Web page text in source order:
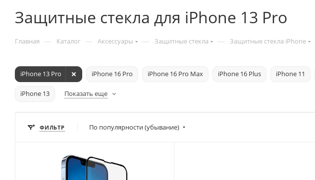
Защитные стекла для iPhone 13 Pro
Главная — Каталог — Аксессуары — Защитные стекла — Защитные стекла iPhone
iPhone 16 Pro iPhone 16 Pro Max iPhone 16 Plus iPhone 11
iPhone 13
iPhone 13 Pro
Показать еще
ФИЛЬТР По популярности (убывание)